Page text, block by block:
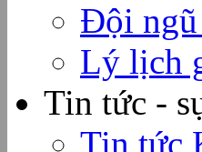
Đội ngũ
Lý lịch
Tin tức -
Tin tức